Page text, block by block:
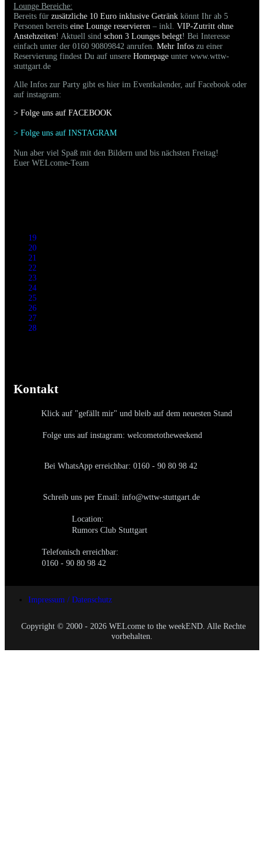
Lounge Bereiche:
Bereits für zusätzliche 10 Euro inklusive Getränk könnt Ihr ab 5
Personen bereits eine Lounge reservieren – inkl. VIP-Zutritt ohne
Anstehzeiten! Aktuell sind schon 3 Lounges belegt! Bei Interesse
einfach unter der 0160 90809842 anrufen. Mehr Infos zu einer
Reservierung findest Du auf unsere Homepage unter www.wttw-
stuttgart.de
Alle Infos zur Party gibt es hier im Eventkalender, auf Facebook oder
auf instagram:
> Folge uns auf FACEBOOK
> Folge uns auf INSTAGRAM
Nun aber viel Spaß mit den Bildern und bis nächsten Freitag!
Euer WELcome-Team
19
20
21
22
23
24
25
26
27
28
Kontakt
Klick auf "gefällt mir" und bleib auf dem neuesten Stand
Folge uns auf instagram: welcometotheweekend
Bei WhatsApp erreichbar: 0160 - 90 80 98 42
Schreib uns per Email: info@wttw-stuttgart.de
Location:
Rumors Club Stuttgart
Telefonisch erreichbar:
0160 - 90 80 98 42
Impressum / Datenschutz
Copyright © 2000 - 2026 WELcome to the weekEND. Alle Rechte
vorbehalten.